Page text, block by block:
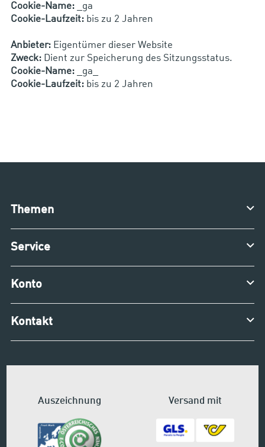
Cookie-Name:_ga
Cookie-Laufzeit:bis zu 2 Jahren
Anbieter:Eigentümer dieser Website
Zweck:Dient zur Speicherung des Sitzungsstatus.
Cookie-Name:_ga_
Cookie-Laufzeit:bis zu 2 Jahren
Themen
Service
Konto
Kontakt
Auszeichnung Versand mit